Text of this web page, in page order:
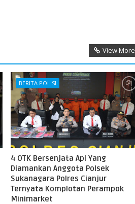
View More
BERITA POLISI
4 OTK Bersenjata Api Yang
Diamankan Anggota Polsek
Sukanagara Polres Cianjur
Ternyata Komplotan Perampok
Minimarket